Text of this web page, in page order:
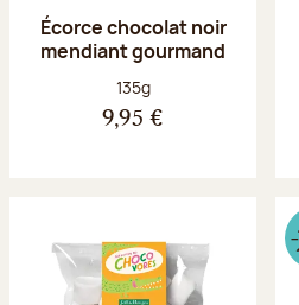
Écorce chocolat noir
mendiant gourmand
Poids net :
135g
9,95 €